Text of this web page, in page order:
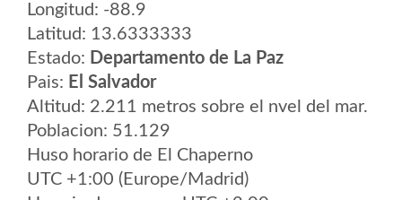
Longitud: -88.9
Latitud: 13.6333333
Estado: Departamento de La Paz
Pais: El Salvador
Altitud: 2.211 metros sobre el nvel del mar.
Poblacion: 51.129
Huso horario de El Chaperno
UTC +1:00 (Europe/Madrid)